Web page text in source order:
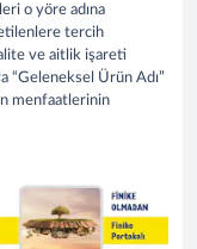
o yöre adına
tercih
ve aitlik işareti
“Geleneksel Ürün Adı”
menfaatlerinin